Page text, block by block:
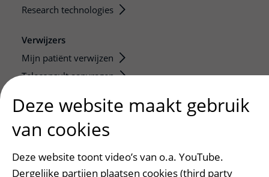
Research technologies
Verwijzers
Mijn patiënt verwijzen
Teleconsult aanvragen
Zorgverlenersportaal
Contact
Deze website maakt gebruik
van cookies
Deze website toont video’s van o.a. YouTube.
Dergelijke partijen plaatsen cookies (third party